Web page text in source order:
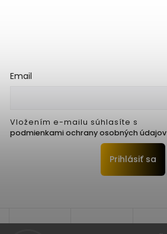
Email
Vložením e-mailu súhlasíte s
podmienkami ochrany osobných údajov
Prihlásiť sa